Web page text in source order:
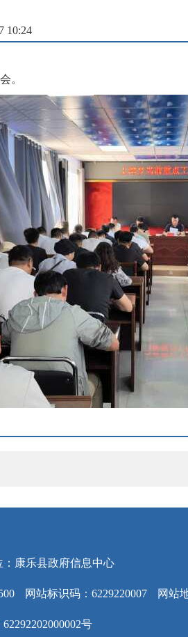
10:24
。
：康乐县政府信息中心
网站标识码：6229220007 网站
号